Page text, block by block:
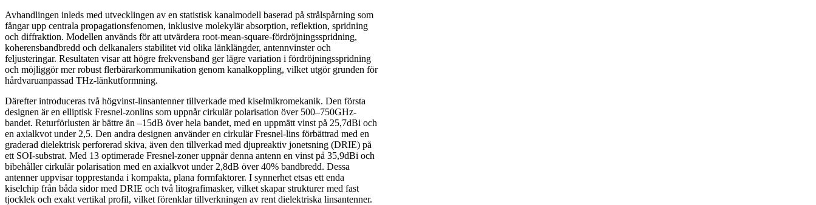
Avhandlingen inleds med utvecklingen av en statistisk kanalmodell baserad på strålspårning som
fångar upp centrala propagationsfenomen, inklusive molekylär absorption, reflektion, spridning
och diffraktion. Modellen används för att utvärdera root-mean-square-fördröjningsspridning,
koherensbandbredd och delkanalers stabilitet vid olika länklängder, antennvinster och
feljusteringar. Resultaten visar att högre frekvensband ger lägre variation i fördröjningsspridning
och möjliggör mer robust flerbärarkommunikation genom kanalkoppling, vilket utgör grunden för
hårdvaruanpassad THz-länkutformning.
Därefter introduceras två högvinst-linsantenner tillverkade med kiselmikromekanik. Den första
designen är en elliptisk Fresnel-zonlins som uppnår cirkulär polarisation över 500–750GHz-
bandet. Returförlusten är bättre än –15dB över hela bandet, med en uppmätt vinst på 25,7dBi och
en axialkvot under 2,5. Den andra designen använder en cirkulär Fresnel-lins förbättrad med en
graderad dielektrisk perforerad skiva, även den tillverkad med djupreaktiv jonetsning (DRIE) på
ett SOI-substrat. Med 13 optimerade Fresnel-zoner uppnår denna antenn en vinst på 35,9dBi och
bibehåller cirkulär polarisation med en axialkvot under 2,8dB över 40% bandbredd. Dessa
antenner uppvisar topprestanda i kompakta, plana formfaktorer. I synnerhet etsas ett enda
kiselchip från båda sidor med DRIE och två litografimasker, vilket skapar strukturer med fast
tjocklek och exakt vertikal profil, vilket förenklar tillverkningen av rent dielektriska linsantenner.